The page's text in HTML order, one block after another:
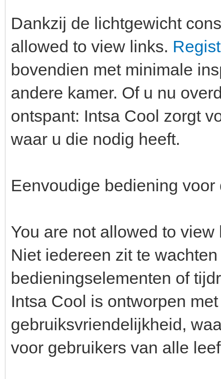
Dankzij de lichtgewicht
allowed to view links.
bovendien met minimale
andere kamer. Of u nu
ontspant: Intsa Cool zorgt
waar u die nodig heeft.
Eenvoudige bediening
You are not allowed to
Niet iedereen zit te
bedieningselementen of
Intsa Cool is ontworpen
gebruiksvriendelijkheid,
voor gebruikers van alle